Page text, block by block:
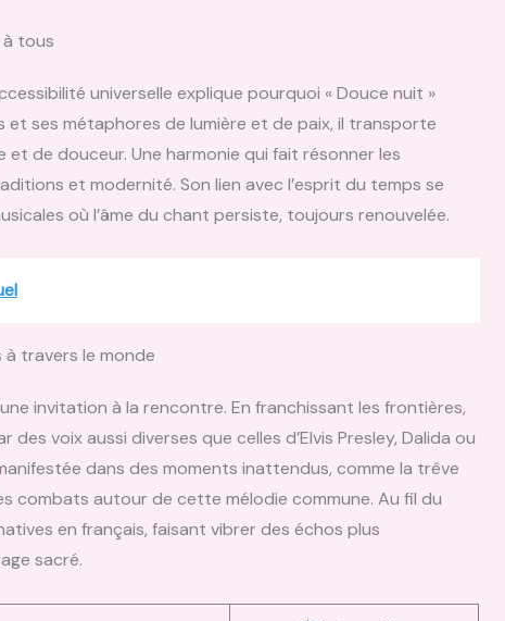
à tous
universelle explique pourquoi « Douce nuit »
et ses métaphores de lumière et de paix, il transporte
de douceur. Une harmonie qui fait résonner les
et modernité. Son lien avec l’esprit du temps se
où l’âme du chant persiste, toujours renouvelée.
travers le monde
invitation à la rencontre. En franchissant les frontières,
voix aussi diverses que celles d’Elvis Presley, Dalida ou
dans des moments inattendus, comme la trêve
combats autour de cette mélodie commune. Au fil du
en français, faisant vibrer des échos plus
sacré.